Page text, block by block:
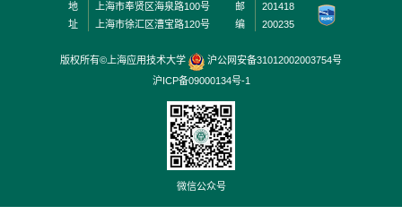
地
址
上海市奉贤区海泉路100号
上海市徐汇区漕宝路120号
邮
编
201418
200235
版权所有©上海应用技术大学
沪公网安备31012002003754号
沪ICP备09000134号-1
微信公众号